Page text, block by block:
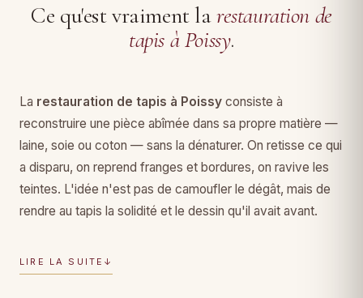
Ce qu'est vraiment larestauration de
tapis à Poissy.
La restauration de tapis à Poissy consiste à
reconstruire une pièce abîmée dans sa propre matière —
laine, soie ou coton — sans la dénaturer. On retisse ce qui
a disparu, on reprend franges et bordures, on ravive les
teintes. L'idée n'est pas de camoufler le dégât, mais de
rendre au tapis la solidité et le dessin qu'il avait avant.
LIRE LA SUITE ↓